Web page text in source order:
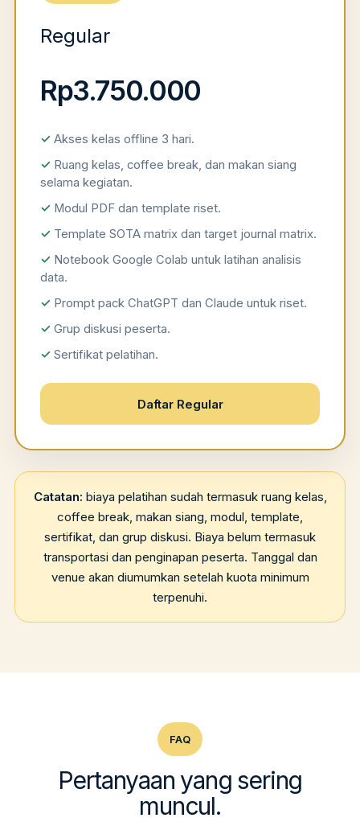
Regular
Rp3.750.000
Akses kelas offline 3 hari.
Ruang kelas, coffee break, dan makan siang
selama kegiatan.
Modul PDF dan template riset.
Template SOTA matrix dan target journal matrix.
Notebook Google Colab untuk latihan analisis
data.
Prompt pack ChatGPT dan Claude untuk riset.
Grup diskusi peserta.
Sertifikat pelatihan.
Daftar Regular
Catatan: biaya pelatihan sudah termasuk ruang kelas,
coffee break, makan siang, modul, template,
sertifikat, dan grup diskusi. Biaya belum termasuk
transportasi dan penginapan peserta. Tanggal dan
venue akan diumumkan setelah kuota minimum
terpenuhi.
FAQ
Pertanyaan yang sering
muncul.